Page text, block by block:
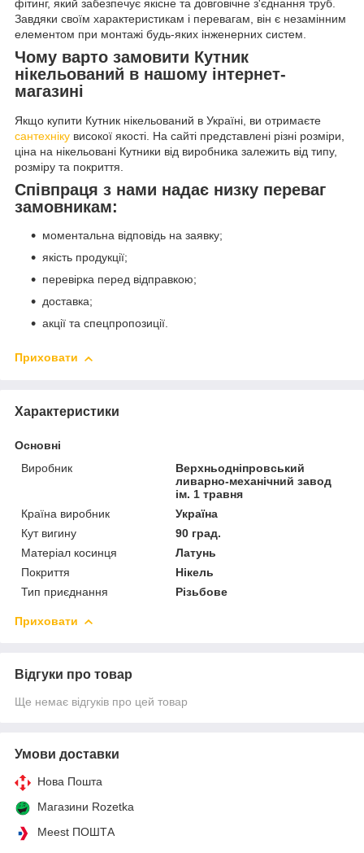
фітинг, який забезпечує якісне та довговічне з'єднання труб.
Завдяки своїм характеристикам і перевагам, він є незамінним
елементом при монтажі будь-яких інженерних систем.
Чому варто замовити Кутник
нікельований в нашому інтернет-
магазині
Якщо купити Кутник нікельований в Україні, ви отримаєте
сантехніку високої якості. На сайті представлені різні розміри,
ціна на нікельовані Кутники від виробника залежить від типу,
розміру та покриття.
Співпраця з нами надає низку переваг
замовникам:
моментальна відповідь на заявку;
якість продукції;
перевірка перед відправкою;
доставка;
акції та спецпропозиції.
Приховати
Характеристики
Основні
Виробник
Верхньодніпровський
ливарно-механічний завод
ім. 1 травня
Країна виробник
Україна
Кут вигину
90 град.
Матеріал косинця
Латунь
Покриття
Нікель
Тип приєднання
Різьбове
Приховати
Відгуки про товар
Ще немає відгуків про цей товар
Умови доставки
Нова Пошта
Магазини Rozetka
Meest ПОШТА